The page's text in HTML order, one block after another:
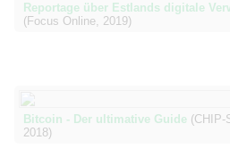
Reportage über Estlands digitale
(Focus Online, 2019)
Bitcoin - Der ultimative Guide (CHIP-
2018)